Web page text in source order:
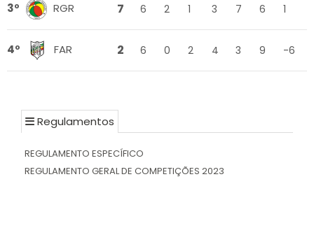
3º RGR 7 6 2 1 3 7 6 1
4º FAR 2 6 0 2 4 3 9 -6
Regulamentos
REGULAMENTO ESPECÍFICO
REGULAMENTO GERAL DE COMPETIÇÕES 2023